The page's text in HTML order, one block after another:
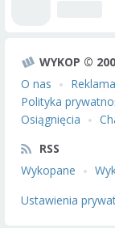
WYKOP ©
O nas
Reklama
Polityka
Osiągnięcia
RSS
Wykopane
Ustawienia